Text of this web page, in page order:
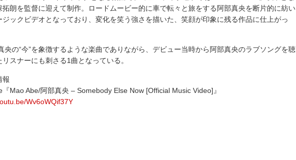
拓朗を監督に迎えて制作。ロードムービー的に車で転々と旅をする阿部真央を断片的に紡い
ジックビデオとなっており、変化を笑う強さを描いた、笑顔が印象に残る作品に仕上がっ
の“今”を象徴するような楽曲でありながら、デビュー当時から阿部真央のラブソングを聴
リスナーにも刺さる1曲となっている。
報
『Mao Abe/阿部真央 – Somebody Else Now [Official Music Video]』
Wv6oWQif37Y